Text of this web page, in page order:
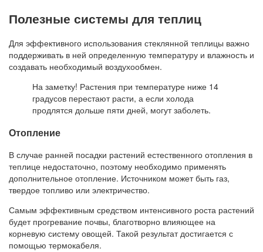
Полезные системы для теплиц
Для эффективного использования стеклянной теплицы важно
поддерживать в ней определенную температуру и влажность и
создавать необходимый воздухообмен.
На заметку! Растения при температуре ниже 14
градусов перестают расти, а если холода
продлятся дольше пяти дней, могут заболеть.
Отопление
В случае ранней посадки растений естественного отопления в
теплице недостаточно, поэтому необходимо применять
дополнительное отопление. Источником может быть газ,
твердое топливо или электричество.
Самым эффективным средством интенсивного роста растений
будет прогревание почвы, благотворно влияющее на
корневую систему овощей. Такой результат достигается с
помощью термокабеля.